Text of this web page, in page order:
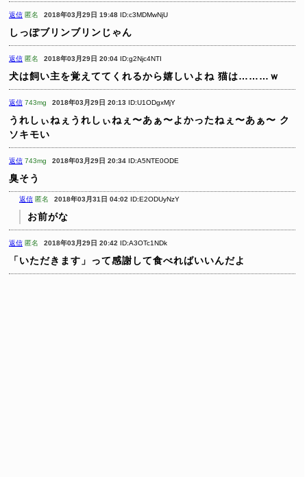
返信 匿名 2018年03月29日 19:48 ID:c3MDMwNjU
しっぽブリンブリンじゃん
返信 匿名 2018年03月29日 20:04 ID:g2Njc4NTI
犬は飼い主を覚えててくれるから嬉しいよね 猫は………ｗ
返信 743mg 2018年03月29日 20:13 ID:U1ODgxMjY
うれしぃねぇうれしぃねぇ〜あぁ〜よかったねぇ〜あぁ〜 ク
ソキモい
返信 743mg 2018年03月29日 20:34 ID:A5NTE0ODE
臭そう
返信 匿名 2018年03月31日 04:02 ID:E2ODUyNzY
お前がな
返信 匿名 2018年03月29日 20:42 ID:A3OTc1NDk
「いただきます」って感謝して食べればいいんだよ